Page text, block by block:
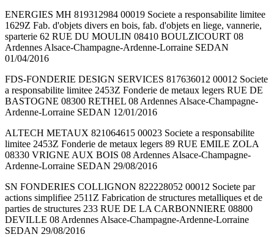
ENERGIES MH 819312984 00019 Societe a responsabilite limitee
1629Z Fab. d'objets divers en bois, fab. d'objets en liege, vannerie,
sparterie 62 RUE DU MOULIN 08410 BOULZICOURT 08
Ardennes Alsace-Champagne-Ardenne-Lorraine SEDAN
01/04/2016
FDS-FONDERIE DESIGN SERVICES 817636012 00012 Societe
a responsabilite limitee 2453Z Fonderie de metaux legers RUE DE
BASTOGNE 08300 RETHEL 08 Ardennes Alsace-Champagne-
Ardenne-Lorraine SEDAN 12/01/2016
ALTECH METAUX 821064615 00023 Societe a responsabilite
limitee 2453Z Fonderie de metaux legers 89 RUE EMILE ZOLA
08330 VRIGNE AUX BOIS 08 Ardennes Alsace-Champagne-
Ardenne-Lorraine SEDAN 29/08/2016
SN FONDERIES COLLIGNON 822228052 00012 Societe par
actions simplifiee 2511Z Fabrication de structures metalliques et de
parties de structures 233 RUE DE LA CARBONNIERE 08800
DEVILLE 08 Ardennes Alsace-Champagne-Ardenne-Lorraine
SEDAN 29/08/2016